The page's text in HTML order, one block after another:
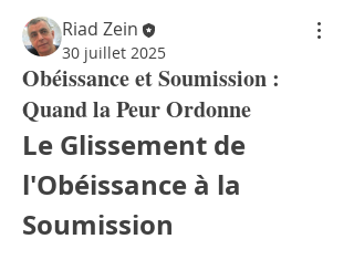
Riad Zein
30 juillet 2025
Obéissance et Soumission :
Quand la Peur Ordonne
Le Glissement de
l'Obéissance à la
Soumission